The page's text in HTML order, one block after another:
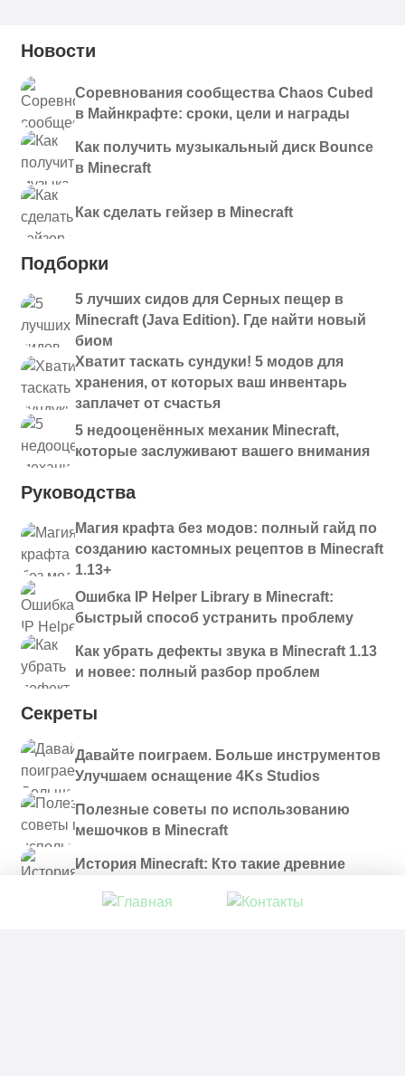
Новости
Соревнования сообщества Chaos Cubed
в Майнкрафте: сроки, цели и награды
Как получить музыкальный диск Bounce
в Minecraft
Как сделать гейзер в Minecraft
Подборки
5 лучших сидов для Серных пещер в
Minecraft (Java Edition). Где найти новый
биом
Хватит таскать сундуки! 5 модов для
хранения, от которых ваш инвентарь
заплачет от счастья
5 недооценённых механик Minecraft,
которые заслуживают вашего внимания
Руководства
Магия крафта без модов: полный гайд по
созданию кастомных рецептов в Minecraft
1.13+
Ошибка IP Helper Library в Minecraft:
быстрый способ устранить проблему
Как убрать дефекты звука в Minecraft 1.13
и новее: полный разбор проблем
Секреты
Давайте поиграем. Больше инструментов
Улучшаем оснащение 4Ks Studios
Полезные советы по использованию
мешочков в Minecraft
История Minecraft: Кто такие древние